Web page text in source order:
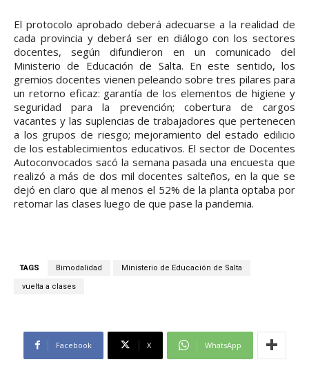
El protocolo aprobado deberá adecuarse a la realidad de
cada provincia y deberá ser en diálogo con los sectores
docentes, según difundieron en un comunicado del
Ministerio de Educación de Salta. En este sentido, los
gremios docentes vienen peleando sobre tres pilares para
un retorno eficaz: garantía de los elementos de higiene y
seguridad para la prevención; cobertura de cargos
vacantes y las suplencias de trabajadores que pertenecen
a los grupos de riesgo; mejoramiento del estado edilicio
de los establecimientos educativos. El sector de Docentes
Autoconvocados sacó la semana pasada una encuesta que
realizó a más de dos mil docentes salteños, en la que se
dejó en claro que al menos el 52% de la planta optaba por
retomar las clases luego de que pase la pandemia.
TAGS Bimodalidad Ministerio de Educación de Salta
vuelta a clases
Facebook X WhatsApp